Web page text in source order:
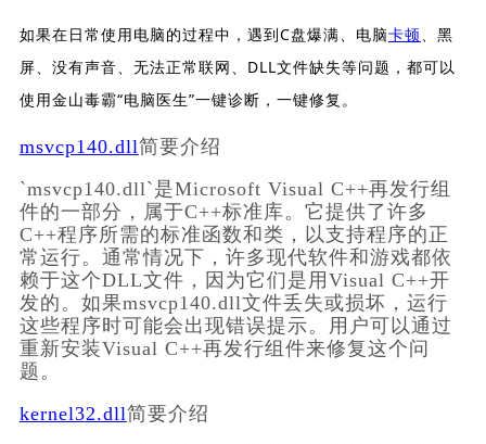
如果在日常使用电脑的过程中，遇到C盘爆满、电脑卡顿、黑
屏、没有声音、无法正常联网、DLL文件缺失等问题，都可以
使用金山毒霸“电脑医生”一键诊断，一键修复。
msvcp140.dll简要介绍
`msvcp140.dll`是Microsoft Visual C++再发行组
件的一部分，属于C++标准库。它提供了许多
C++程序所需的标准函数和类，以支持程序的正
常运行。通常情况下，许多现代软件和游戏都依
赖于这个DLL文件，因为它们是用Visual C++开
发的。如果msvcp140.dll文件丢失或损坏，运行
这些程序时可能会出现错误提示。用户可以通过
重新安装Visual C++再发行组件来修复这个问
题。
kernel32.dll简要介绍